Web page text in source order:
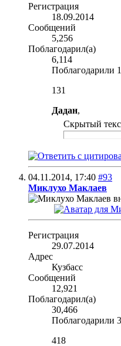
Регистрация
18.09.2014
Сообщений
5,256
Поблагодарил(а)
6,114
Поблагодарили
131
Дадан,
Скрытый
04.11.2014, 17:40 #93
Миклухо Маклаев
Регистрация
29.07.2014
Адрес
Кузбасс
Сообщений
12,921
Поблагодарил(а)
30,466
Поблагодарили
418